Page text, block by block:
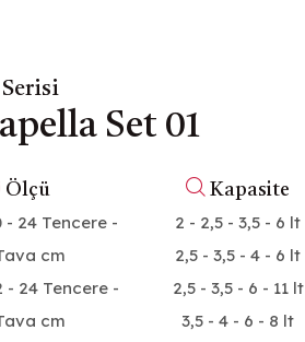
Set 01
Ölçü
- 24 Tencere -
cm
- 24 Tencere -
cm
Kapasite
2 - 2,5 - 3,5 - 6 lt
2,5 - 3,5 - 4 - 6 lt
2,5 - 3,5 - 6 - 11 lt
3,5 - 4 - 6 - 8 lt